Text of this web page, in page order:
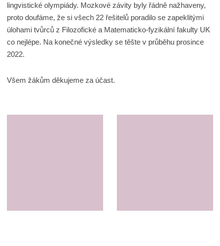
lingvistické olympiády. Mozkové závity byly řádně nažhaveny,
proto doufáme, že si všech 22 řešitelů poradilo se zapeklitými
úlohami tvůrců z Filozofické a Matematicko-fyzikální fakulty UK
co nejlépe. Na konečné výsledky se těšte v průběhu prosince
2022.
Všem žákům děkujeme za účast.